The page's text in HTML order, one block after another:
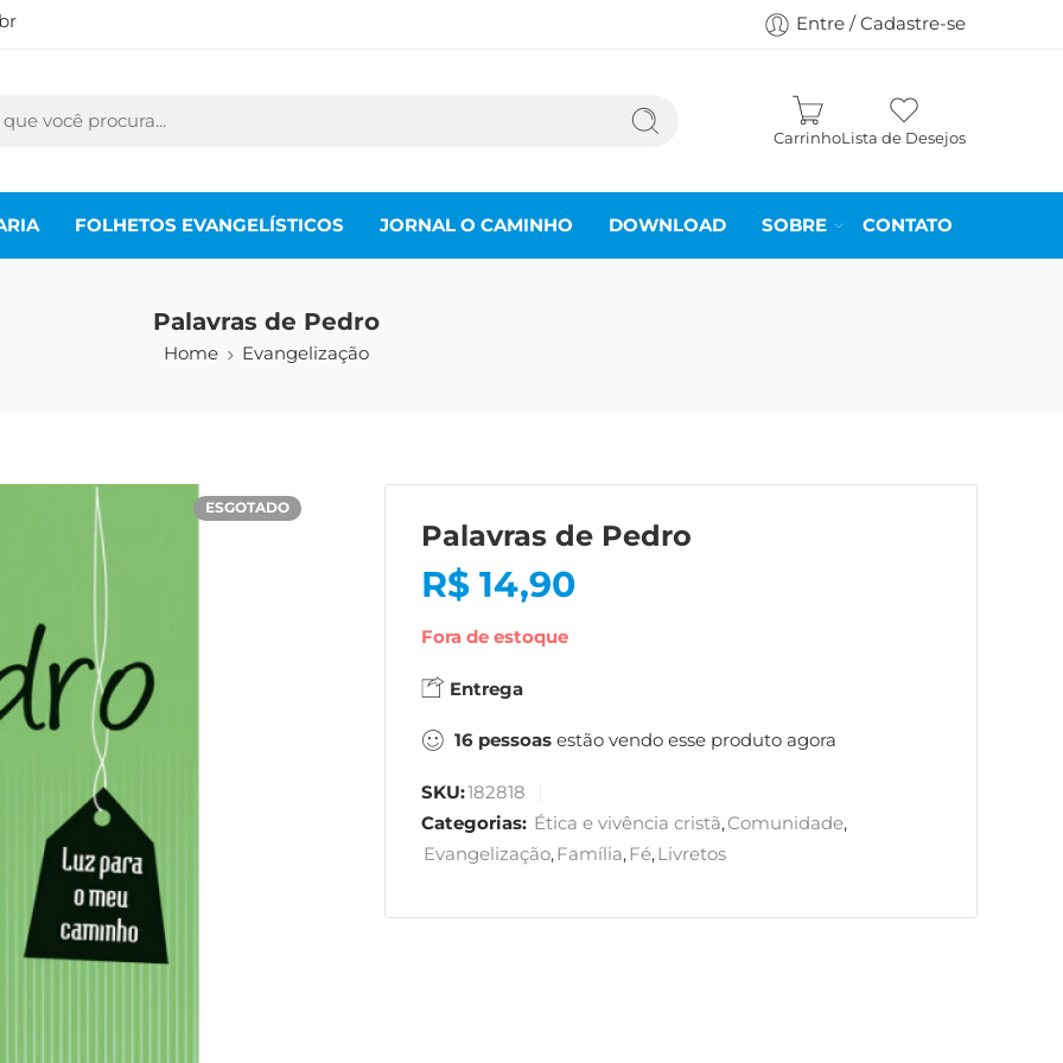
Entre / Cadastre-se
CarrinhoLista de Desejos
FOLHETOS EVANGELÍSTICOS JORNAL O CAMINHO DOWNLOAD SOBRE CONTATO
Palavras de Pedro
Home Evangelização
ESGOTADO
Palavras de Pedro
R$ 14,90
Fora de estoque
Entrega
16 pessoas estão vendo esse produto agora
SKU:182818
Categorias: Ética e vivência cristã,Comunidade,
Evangelização,Família,Fé,Livretos